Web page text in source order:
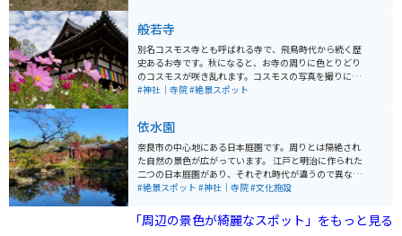
般若寺
別名コスモス寺とも呼ばれる寺で、飛鳥時代から続く歴
史あるお寺です。秋になると、お寺の周りに色とりどり
のコスモスが咲き乱れます。コスモスの写真を撮りに毎
年多くの観光客が訪れます。趣ある寺をバックに見るコ
#神社｜寺院#絶景スポット
依水園
奈良市の中心地にある日本庭園です。周りとは隔絶され
た自然の景色が広がっています。 江戸と明治に作られた
二つの日本庭園があり、それぞれ時代が違うので異なる
美しさがあります。 美術館が併設されており、東アジア
を楽しむことができます。近くに東大寺や奈良公園も隣
接しているため、周囲の観光スポットと合わせて回るこ
#絶景スポット #神社｜寺院#文化施設
「周辺の景色が綺麗なスポット」をもっと見る